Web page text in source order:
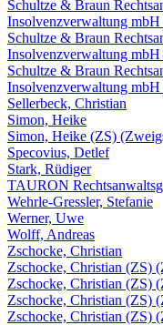
Schultze & Braun
Insolvenzverwaltung
Schultze & Braun
Insolvenzverwaltung
Schultze & Braun
Insolvenzverwaltung
Sellerbeck, Christian
Simon, Heike
Simon, Heike (ZS)
Specovius, Detlef
Stark, Rüdiger
TAURON
Wehrle-Gressler, Stefanie
Werner, Uwe
Wolff, Andreas
Zschocke, Christian
Zschocke, Christian (ZS)
Zschocke, Christian (ZS)
Zschocke, Christian (ZS)
Zschocke, Christian (ZS)